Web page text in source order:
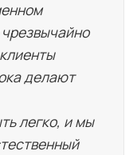
делают
легко, и мы